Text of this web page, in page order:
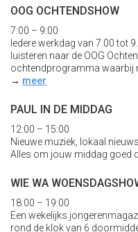
OOG OCHTENDSHOW
7:00 – 9:00
Iedere werkdag van 7.00 tot
luisteren naar de OOG
ochtendprogramma waarbij
→ meer
PAUL IN DE MIDDAG
12:00 – 15:00
Nieuwe muziek, lokaal
Alles om jouw middag goed
WIE WA
18:00 – 19:00
Een wekelijks
rond de klok van 6